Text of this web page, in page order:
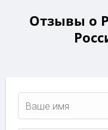
Отзывы о